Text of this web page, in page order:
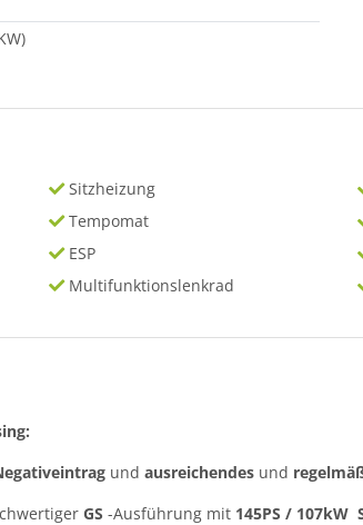
Sitzheizung
Tempomat
ESP
Multifunktionslenkrad
und ausreichendes und
GS -Ausführung mit 145PS / 107kW